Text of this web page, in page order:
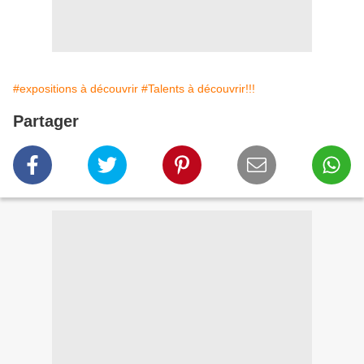
#expositions à découvrir #Talents à découvrir!!!
Partager